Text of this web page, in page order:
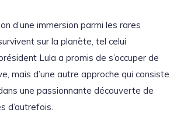
d’une immersion parmi les rares
sur la planète, tel celui
Lula a promis de s’occuper de
mais d’une autre approche qui consiste
une passionnante découverte de
d’autrefois.